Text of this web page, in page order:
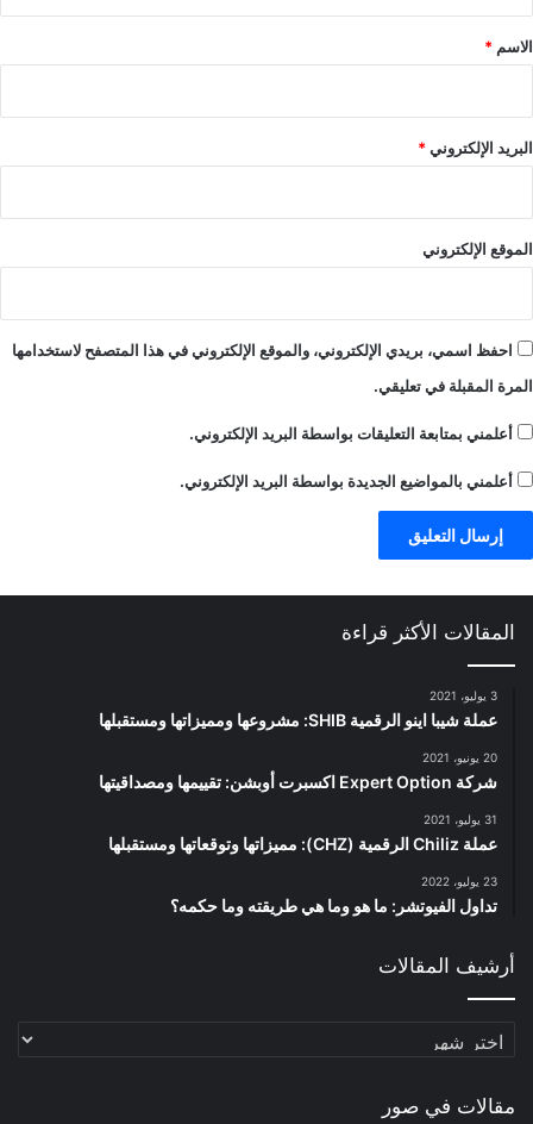
*
الاسم *
البريد الإلكتروني*
الموقع الإلكتروني
احفظ اسمي، بريدي الإلكتروني، والموقع الإلكتروني في هذا المتصفح لاستخدامها
المرة المقبلة في تعليقي.
أعلمني بمتابعة التعليقات بواسطة البريد الإلكتروني.
أعلمني بالمواضيع الجديدة بواسطة البريد الإلكتروني.
المقالات الأكثر قراءة
3 يوليو، 2021
عملة شيبا اينو الرقمية SHIB: مشروعها ومميزاتها ومستقبلها
20 يونيو، 2021
شركة Expert Option اكسبرت أوبشن: تقييمها ومصداقيتها
31 يوليو، 2021
عملة Chiliz الرقمية (CHZ): مميزاتها وتوقعاتها ومستقبلها
23 يوليو، 2022
تداول الفيوتشر: ما هو وما هي طريقته وما حكمه؟
أرشيف المقالات
أرشيف
مقالات في صور